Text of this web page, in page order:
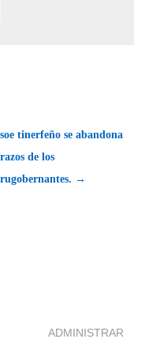
tinerfeño se abandona
de los
→
ADMINISTRAR